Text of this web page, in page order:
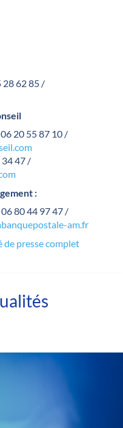
28 62 85 /
20 55 87 10 /
34 47 /
:
80 44 97 47 /
am.fr
de presse complet